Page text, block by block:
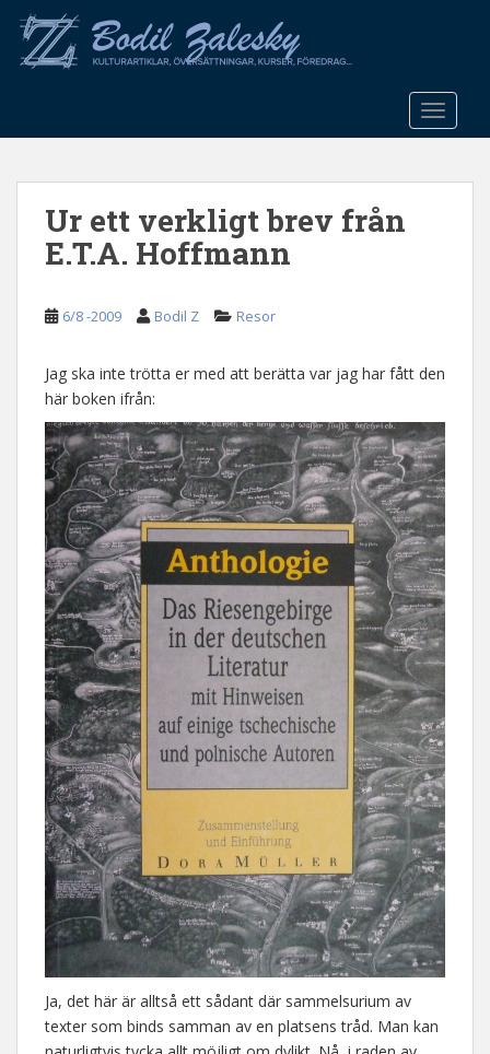
o
Ur ett verkligt brev från
E.T.A. Hoffmann
6/8 -2009 Bodil Z Resor
Jag ska inte trötta er med att berätta var jag har fått den
här boken ifrån:
Ja, det här är alltså ett sådant där sammelsurium av
texter som binds samman av en platsens tråd. Man kan